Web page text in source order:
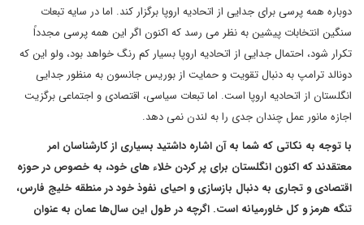
دوباره همه پرسی برای جدایی از اتحادیه اروپا برگزار کند. اما در سایه تبعات
سنگین انتخابات پیشین به نظر می رسد که اکنون اگر این همه پرسی مجدداً
تکرار شود، احتمال جدایی از اتحادیه اروپا بسیار کم رنگ خواهد بود، ولو این که
دونالد ترامپ به دنبال تقویت و حمایت از بوریس جانسون به منظور جدایی
انگلستان از اتحادیه اروپا است. اما تبعات سیاسی، اقتصادی و اجتماعی برگزیت
اجازه مانور عمل چندان جدی را به لندن نمی دهد.
با توجه به نکاتی که شما به آن اشاره داشتید بسیاری از کارشناسان امر
معتقدند که اکنون انگلستان برای پر کردن خلاء های خود، به خصوص در حوزه
اقتصادی و تجاری به دنبال بازسازی و احیای نفوذ خود در منطقه خلیج فارس،
تنگه هرمز و کل خاورمیانه است. اگرچه در طول این سال‌ها عمان به عنوان